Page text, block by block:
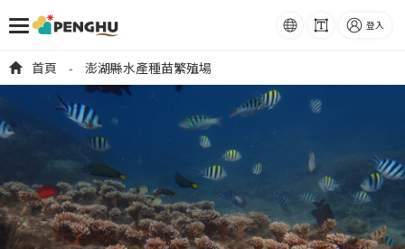
語系 字級 登入
首頁 - 澎湖縣水產種苗繁殖場